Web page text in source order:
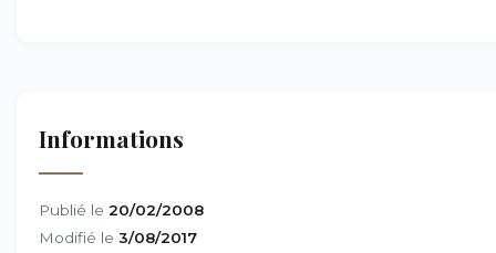
Informations
Publié le 20/02/2008
Modifié le 3/08/2017